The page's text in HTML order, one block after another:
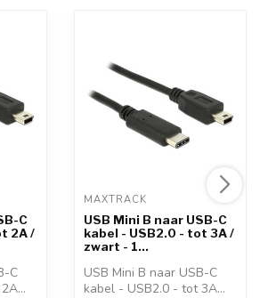
C
2A /
C
MAXTRACK
USB Mini B naar USB-C
kabel - USB2.0 - tot 3A /
zwart - 1...
USB Mini B naar USB-C
kabel - USB2.0 - tot 3A